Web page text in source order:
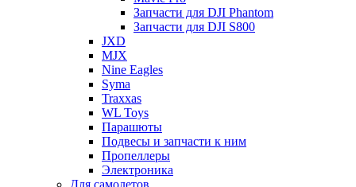
Запчасти для DJI Phantom
Запчасти для DJI S800
JXD
MJX
Nine Eagles
Syma
Traxxas
WL Toys
Парашюты
Подвесы и запчасти к ним
Пропеллеры
Электроника
Для самолетов